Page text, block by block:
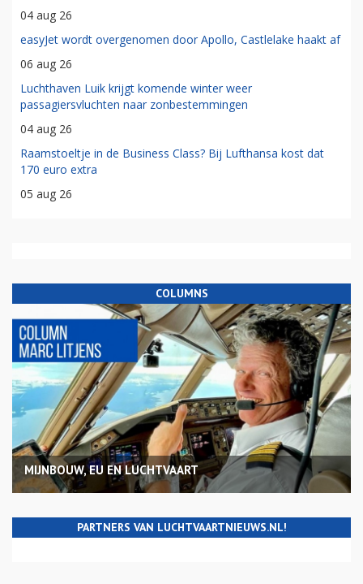
04 aug 26
easyJet wordt overgenomen door Apollo, Castlelake haakt af
06 aug 26
Luchthaven Luik krijgt komende winter weer
passagiersvluchten naar zonbestemmingen
04 aug 26
Raamstoeltje in de Business Class? Bij Lufthansa kost dat
170 euro extra
05 aug 26
COLUMNS
MIJNBOUW, EU EN LUCHTVAART
PARTNERS VAN LUCHTVAARTNIEUWS.NL!